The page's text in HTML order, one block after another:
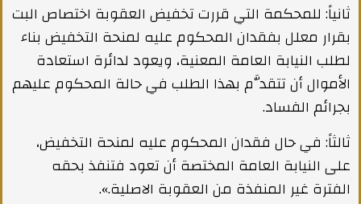
ثانياً: للمحكمة التي قررت تخفيض العقوبة اختصاص البت
بقرار معلل بفقدان المحكوم عليه لمنحة التخفيض بناء
لطلب النيابة العامة المعنية، ويعود لدائرة استعادة
الأموال أن تتقدَّم بهذا الطلب في حالة المحكوم عليهم
بجرائم الفساد.
ثالثاً: في حال فقدان المحكوم عليه لمنحة التخفيض،
على النيابة العامة المختصة أن تعود فتنفذ بحقه
الفترة غير المنفذة من العقوبة الاصلية.».